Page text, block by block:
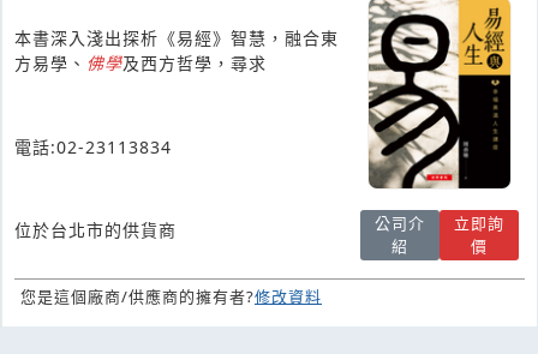
本書深入淺出探析《易經》智慧，融合東
方易學、 佛學及西方哲學，尋求
電話:02-23113834
位於台北市的供貨商
公司介
紹
立即詢
價
您是這個廠商/供應商的擁有者?修改資料